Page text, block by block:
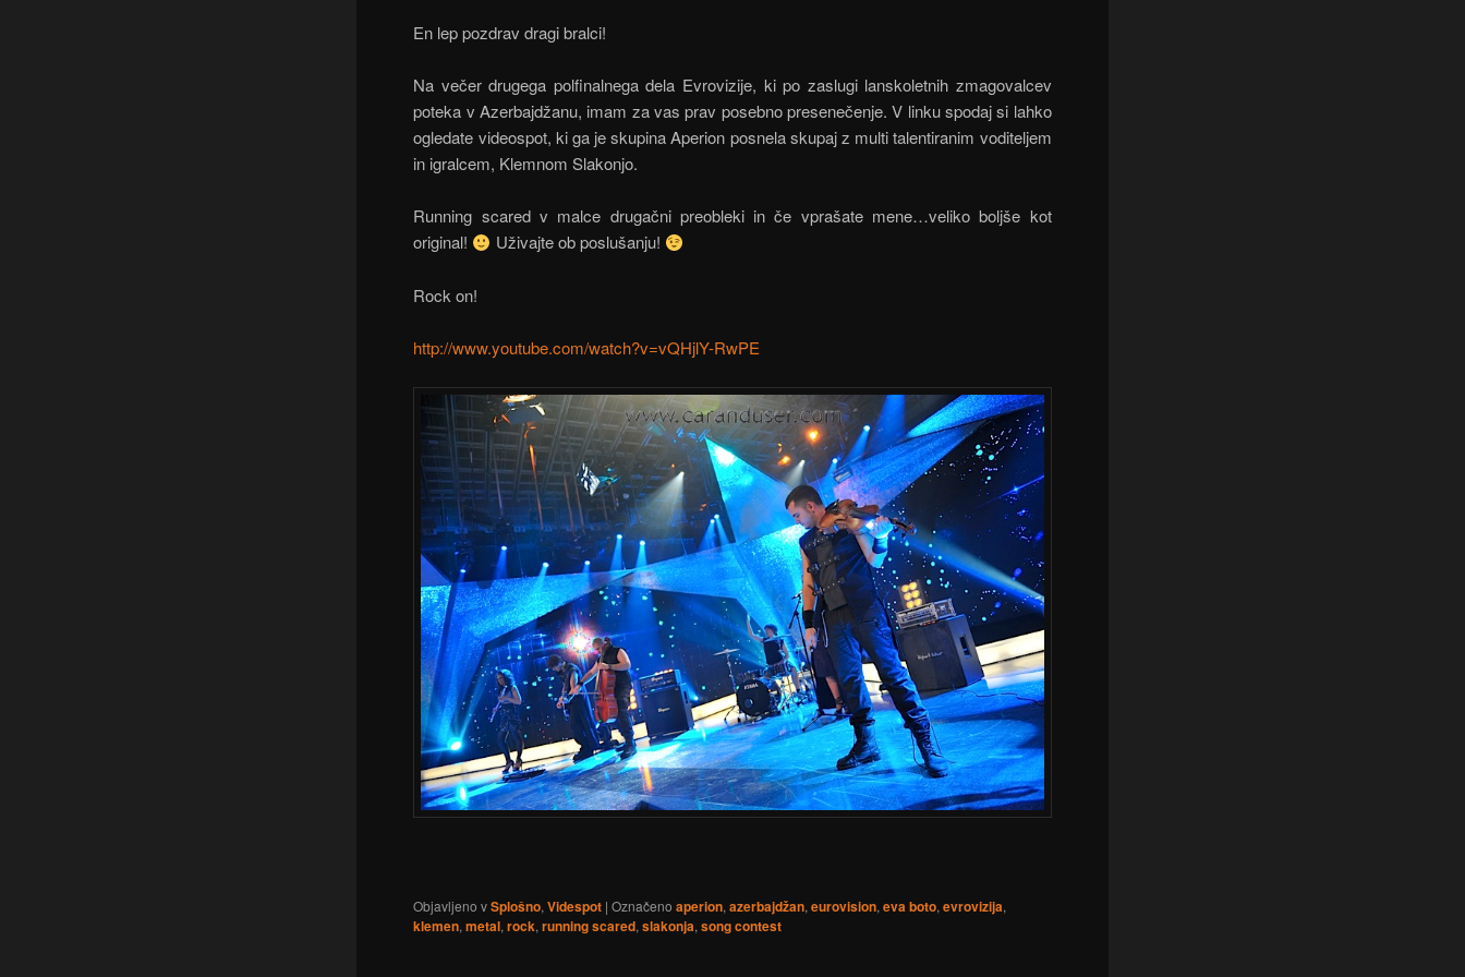
En lep pozdrav dragi bralci!
Na večer drugega polfinalnega dela Evrovizije, ki po zaslugi lanskoletnih zmagovalcev
poteka v Azerbajdžanu, imam za vas prav posebno presenečenje. V linku spodaj si lahko
ogledate videospot, ki ga je skupina Aperion posnela skupaj z multi talentiranim voditeljem
in igralcem, Klemnom Slakonjo.
Running scared v malce drugačni preobleki in če vprašate mene…veliko boljše kot
original!
Uživajte ob poslušanju!
Rock on!
http://www.youtube.com/watch?v=vQHjlY-RwPE
Objavljeno v Splošno,Videspot |Označeno aperion,azerbajdžan,eurovision,eva boto,evrovizija,
klemen,metal,rock,running scared,slakonja,song contest